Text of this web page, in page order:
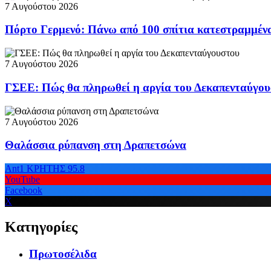
7 Αυγούστου 2026
Πόρτο Γερμενό: Πάνω από 100 σπίτια
7 Αυγούστου 2026
ΓΣΕΕ: Πώς θα πληρωθεί η αργία του
7 Αυγούστου 2026
Θαλάσσια ρύπανση στη Δραπετσώνα
Ant1 ΚΡΗΤΗΣ 95.8
YouTube
Facebook
X
Κατηγορίες
Πρωτοσέλιδα